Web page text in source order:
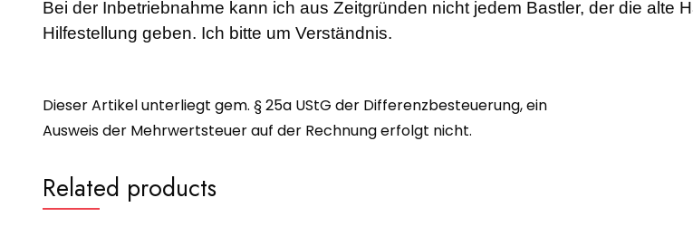
Bei der Inbetriebnahme kann ich aus Zeitgründen nicht jedem Bastler, der die alte
Hilfestellung geben. Ich bitte um Verständnis.
Dieser Artikel unterliegt gem. § 25a UStG der Differenzbesteuerung, ein
Ausweis der Mehrwertsteuer auf der Rechnung erfolgt nicht.
Related products